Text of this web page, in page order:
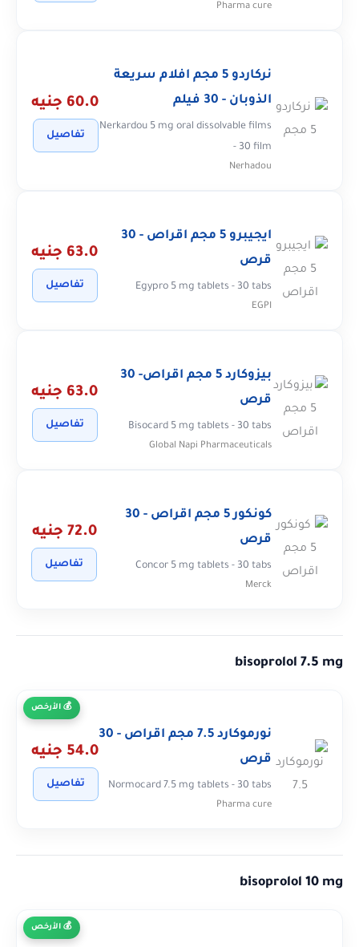
Pharma cure
نركاردو 5 مجم افلام سريعة
الذوبان - 30 فيلم
Nerkardou 5 mg oral dissolvable films
- 30 film
Nerhadou
60.0 جنيه
تفاصيل
ايجيبرو 5 مجم اقراص - 30
قرص
Egypro 5 mg tablets - 30 tabs
EGPI
63.0 جنيه
تفاصيل
بيزوكارد 5 مجم اقراص- 30
قرص
Bisocard 5 mg tablets - 30 tabs
Global Napi Pharmaceuticals
63.0 جنيه
تفاصيل
كونكور 5 مجم اقراص - 30
قرص
Concor 5 mg tablets - 30 tabs
Merck
72.0 جنيه
تفاصيل
bisoprolol 7.5 mg
الأرخص
نورموكارد 7.5 مجم اقراص - 30
قرص
Normocard 7.5 mg tablets - 30 tabs
Pharma cure
54.0 جنيه
تفاصيل
bisoprolol 10 mg
الأرخص